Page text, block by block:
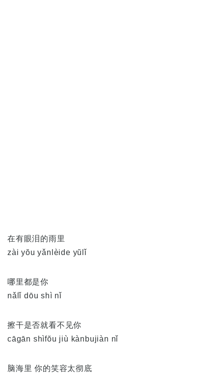
在有眼泪的雨里
zài yŏu yǎnlèide yŭlǐ
哪里都是你
nǎlǐ dōu shì nǐ
擦干是否就看不见你
cāgān shìfŏu jiù kànbujiàn nǐ
脑海里 你的笑容太彻底